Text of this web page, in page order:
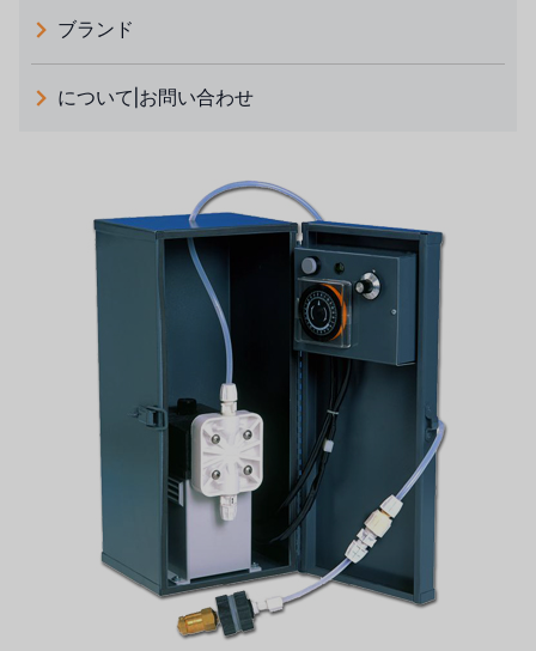
ブランド
義大利 ATLAS
デモブランド
USダウ
US CLACK
エマーソン、アメリカ
アメリカンペンテア
SIEMENSドイツ
アメリカのプルサフィーダー
について|お問い合わせ
リクルートリセラーフォーム